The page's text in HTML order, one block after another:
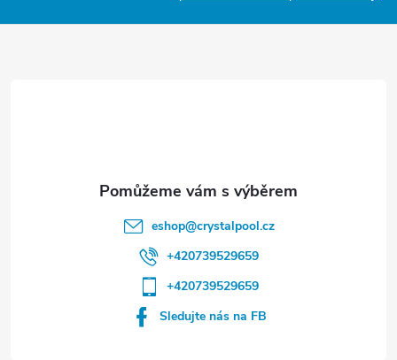
eshop@crystalpool.cz
+420739529659
+420739529659
Sledujte nás na FB